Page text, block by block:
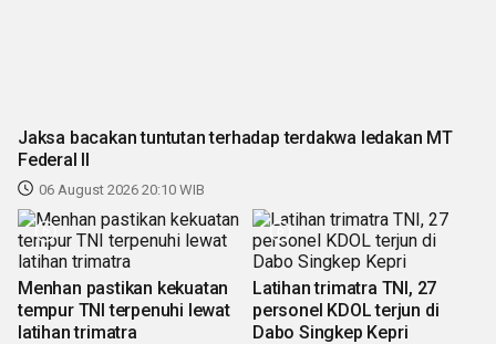
Jaksa bacakan tuntutan terhadap terdakwa ledakan MT
Federal II
06 August 2026 20:10 WIB
Menhan pastikan kekuatan
tempur TNI terpenuhi lewat
latihan trimatra
Latihan trimatra TNI, 27
personel KDOL terjun di
Dabo Singkep Kepri